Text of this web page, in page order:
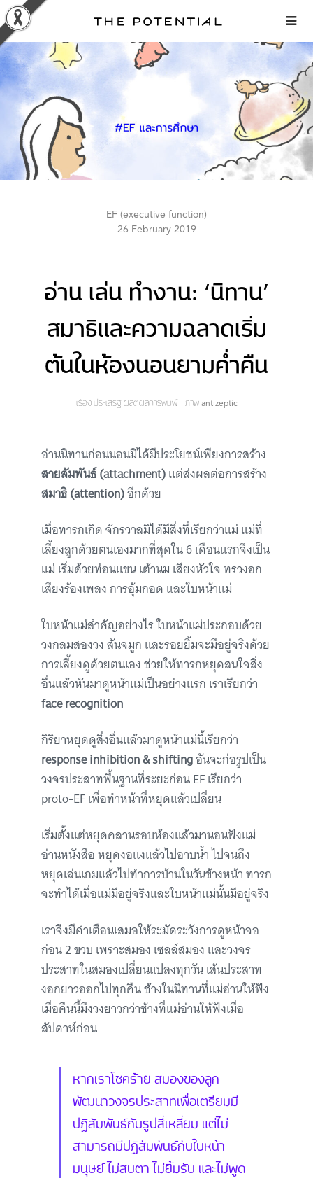
Skip
to
content
EF (executive function)
26 February 2019
อ่าน เล่น ทำงาน: ‘นิทาน’
สมาธิและความฉลาดเริ่ม
ต้นในห้องนอนยามค่ำคืน
เรื่อง ประเสริฐ ผลิตผลการพิมพ์ ภาพ antizeptic
อ่านนิทานก่อนนอนมิได้มีประโยชน์เพียงการสร้าง
สายสัมพันธ์ (attachment)แต่ส่งผลต่อการสร้าง
สมาธิ (attention)อีกด้วย
เมื่อทารกเกิด จักรวาลมิได้มีสิ่งที่เรียกว่าแม่ แม่ที่
เลี้ยงลูกด้วยตนเองมากที่สุดใน 6 เดือนแรกจึงเป็น
แม่ เริ่มด้วยท่อนแขน เต้านม เสียงหัวใจ ทรวงอก
เสียงร้องเพลง การอุ้มกอด และใบหน้าแม่
ใบหน้าแม่สำคัญอย่างไร ใบหน้าแม่ประกอบด้วย
วงกลมสองวง สันจมูก และรอยยิ้มจะมีอยู่จริงด้วย
การเลี้ยงดูด้วยตนเอง ช่วยให้ทารกหยุดสนใจสิ่ง
อื่นแล้วหันมาดูหน้าแม่เป็นอย่างแรก เราเรียกว่า
face recognition
กิริยาหยุดดูสิ่งอื่นแล้วมาดูหน้าแม่นี้เรียกว่า
response inhibition & shiftingอันจะก่อรูปเป็น
วงจรประสาทพื้นฐานที่ระยะก่อน EF เรียกว่า
proto-EF เพื่อทำหน้าที่หยุดแล้วเปลี่ยน
เริ่มตั้งแต่หยุดคลานรอบห้องแล้วมานอนฟังแม่
อ่านหนังสือ หยุดงอแงแล้วไปอาบน้ำ ไปจนถึง
หยุดเล่นเกมแล้วไปทำการบ้านในวันข้างหน้า ทารก
จะทำได้เมื่อแม่มีอยู่จริงและใบหน้าแม่นั้นมีอยู่จริง
เราจึงมีคำเตือนเสมอให้ระมัดระวังการดูหน้าจอ
ก่อน 2 ขวบ เพราะสมอง เซลล์สมอง และวงจร
ประสาทในสมองเปลี่ยนแปลงทุกวัน เส้นประสาท
งอกยาวออกไปทุกคืน ช้างในนิทานที่แม่อ่านให้ฟัง
เมื่อคืนนี้มีงวงยาวกว่าช้างที่แม่อ่านให้ฟังเมื่อ
สัปดาห์ก่อน
หากเราโชคร้าย สมองของลูก
พัฒนาวงจรประสาทเพื่อเตรียมมี
ปฏิสัมพันธ์กับรูปสี่เหลี่ยม แต่ไม่
สามารถมีปฏิสัมพันธ์กับใบหน้า
มนุษย์ ไม่สบตา ไม่ยิ้มรับ และไม่พูด